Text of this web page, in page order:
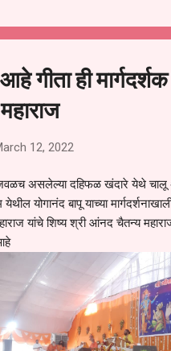
गीता ही
12, 2022
असलेल्या दहिफळ खंदारे येथे चालू
योगानंद बापू याच्या
यांचे शिष्य श्री आंनद चैतन्य